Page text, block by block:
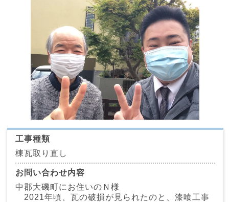
工事種類
棟瓦取り直し
お問い合わせ内容
中郡大磯町にお住いのＮ様
2021年頃、瓦の破損が見られたのと、漆喰工事